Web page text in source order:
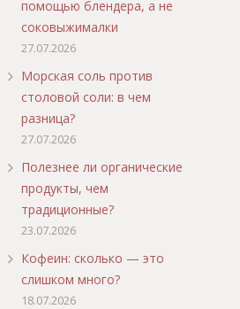
помощью блендера, а не
соковыжималки
27.07.2026
Морская соль против
столовой соли: в чем
разница?
27.07.2026
Полезнее ли органические
продукты, чем
традиционные?
23.07.2026
Кофеин: сколько — это
слишком много?
18.07.2026